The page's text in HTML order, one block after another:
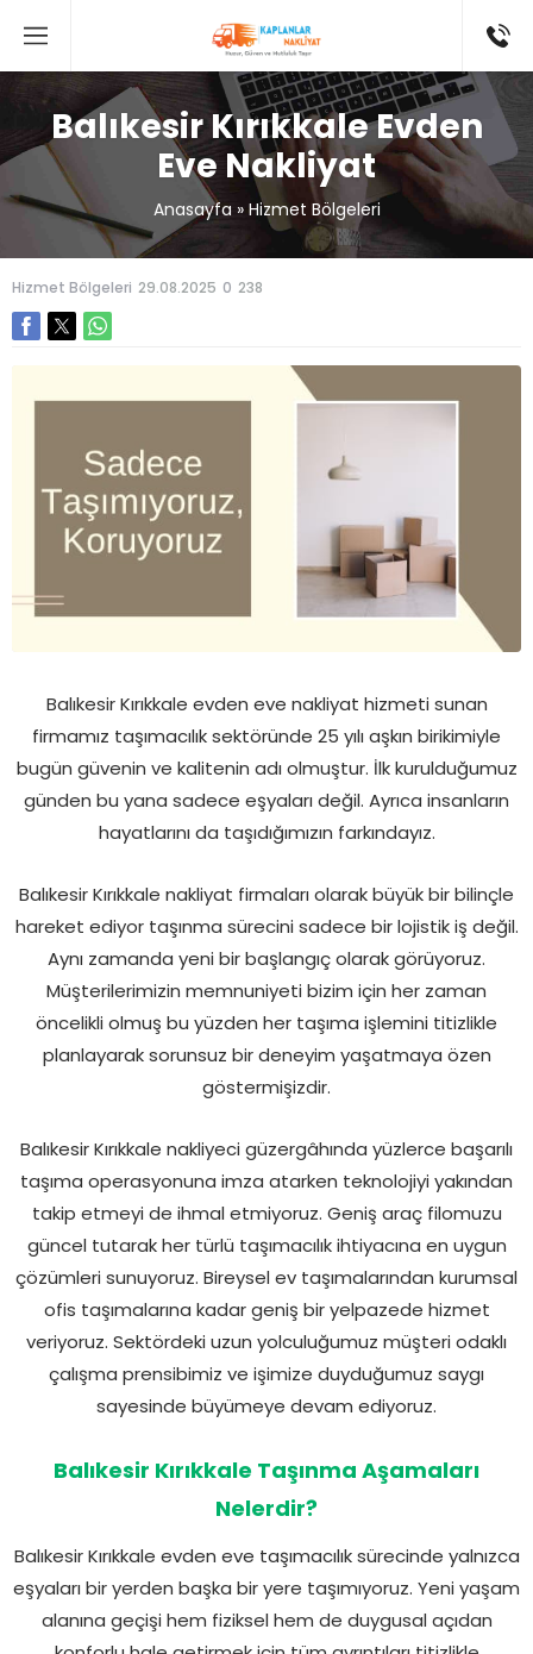
Balıkesir Kırıkkale Evden
Eve Nakliyat
Anasayfa» Hizmet Bölgeleri
Hizmet Bölgeleri 29.08.2025 0 238
Balıkesir Kırıkkale evden eve nakliyat hizmeti sunan
firmamız taşımacılık sektöründe 25 yılı aşkın birikimiyle
bugün güvenin ve kalitenin adı olmuştur. İlk kurulduğumuz
günden bu yana sadece eşyaları değil. Ayrıca insanların
hayatlarını da taşıdığımızın farkındayız.
Balıkesir Kırıkkale nakliyat firmaları olarak büyük bir bilinçle
hareket ediyor taşınma sürecini sadece bir lojistik iş değil.
Aynı zamanda yeni bir başlangıç olarak görüyoruz.
Müşterilerimizin memnuniyeti bizim için her zaman
öncelikli olmuş bu yüzden her taşıma işlemini titizlikle
planlayarak sorunsuz bir deneyim yaşatmaya özen
göstermişizdir.
Balıkesir Kırıkkale nakliyeci güzergâhında yüzlerce başarılı
taşıma operasyonuna imza atarken teknolojiyi yakından
takip etmeyi de ihmal etmiyoruz. Geniş araç filomuzu
güncel tutarak her türlü taşımacılık ihtiyacına en uygun
çözümleri sunuyoruz. Bireysel ev taşımalarından kurumsal
ofis taşımalarına kadar geniş bir yelpazede hizmet
veriyoruz. Sektördeki uzun yolculuğumuz müşteri odaklı
çalışma prensibimiz ve işimize duyduğumuz saygı
sayesinde büyümeye devam ediyoruz.
Balıkesir Kırıkkale Taşınma Aşamaları
Nelerdir?
Balıkesir Kırıkkale evden eve taşımacılık sürecinde yalnızca
eşyaları bir yerden başka bir yere taşımıyoruz. Yeni yaşam
alanına geçişi hem fiziksel hem de duygusal açıdan